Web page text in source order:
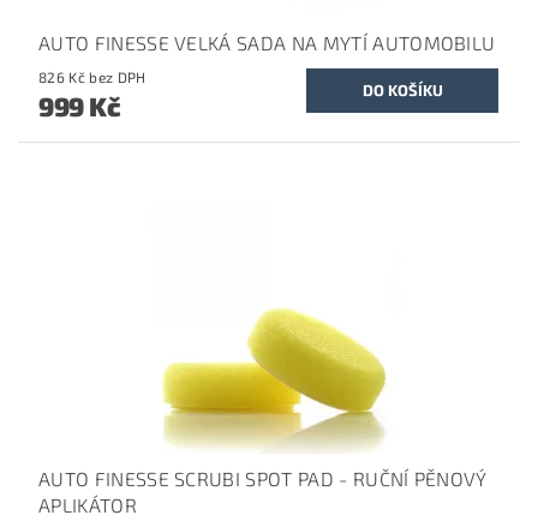
AUTO FINESSE VELKÁ SADA NA MYTÍ AUTOMOBILU
826 Kč bez DPH
999 Kč
AUTO FINESSE SCRUBI SPOT PAD - RUČNÍ PĚNOVÝ
APLIKÁTOR